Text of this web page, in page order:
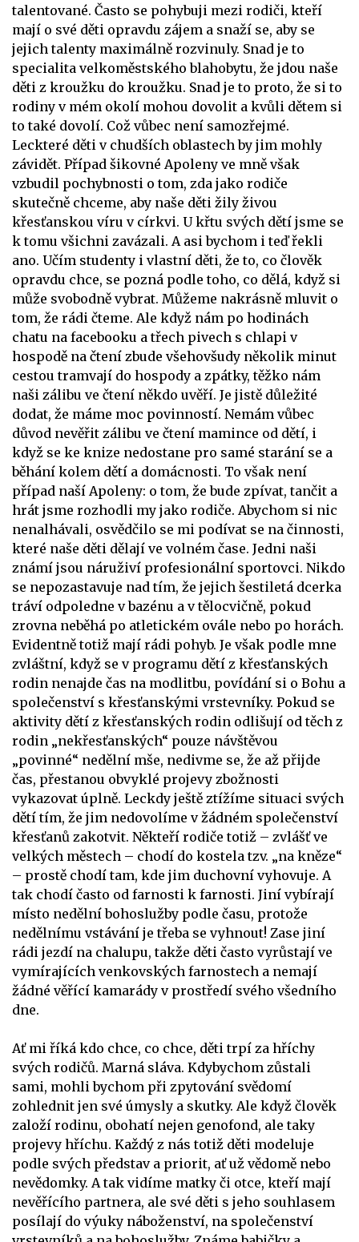
talentované. Často se pohybuji mezi rodiči, kteří
mají o své děti opravdu zájem a snaží se, aby se
jejich talenty maximálně rozvinuly. Snad je to
specialita velkoměstského blahobytu, že jdou naše
děti z kroužku do kroužku. Snad je to proto, že si to
rodiny v mém okolí mohou dovolit a kvůli dětem si
to také dovolí. Což vůbec není samozřejmé.
Leckteré děti v chudších oblastech by jim mohly
závidět. Případ šikovné Apoleny ve mně však
vzbudil pochybnosti o tom, zda jako rodiče
skutečně chceme, aby naše děti žily živou
křesťanskou víru v církvi. U křtu svých dětí jsme se
k tomu všichni zavázali. A asi bychom i teď řekli
ano. Učím studenty i vlastní děti, že to, co člověk
opravdu chce, se pozná podle toho, co dělá, když si
může svobodně vybrat. Můžeme nakrásně mluvit o
tom, že rádi čteme. Ale když nám po hodinách
chatu na facebooku a třech pivech s chlapi v
hospodě na čtení zbude všehovšudy několik minut
cestou tramvají do hospody a zpátky, těžko nám
naši zálibu ve čtení někdo uvěří. Je jistě důležité
dodat, že máme moc povinností. Nemám vůbec
důvod nevěřit zálibu ve čtení mamince od dětí, i
když se ke knize nedostane pro samé starání se a
běhání kolem dětí a domácnosti. To však není
případ naší Apoleny: o tom, že bude zpívat, tančit a
hrát jsme rozhodli my jako rodiče. Abychom si nic
nenalhávali, osvědčilo se mi podívat se na činnosti,
které naše děti dělají ve volném čase. Jedni naši
známí jsou náruživí profesionální sportovci. Nikdo
se nepozastavuje nad tím, že jejich šestiletá dcerka
tráví odpoledne v bazénu a v tělocvičně, pokud
zrovna neběhá po atletickém ovále nebo po horách.
Evidentně totiž mají rádi pohyb. Je však podle mne
zvláštní, když se v programu dětí z křesťanských
rodin nenajde čas na modlitbu, povídání si o Bohu a
společenství s křesťanskými vrstevníky. Pokud se
aktivity dětí z křesťanských rodin odlišují od těch z
rodin „nekřesťanských“ pouze návštěvou
„povinné“ nedělní mše, nedivme se, že až přijde
čas, přestanou obvyklé projevy zbožnosti
vykazovat úplně. Leckdy ještě ztížíme situaci svých
dětí tím, že jim nedovolíme v žádném společenství
křesťanů zakotvit. Někteří rodiče totiž – zvlášť ve
velkých městech – chodí do kostela tzv. „na kněze“
– prostě chodí tam, kde jim duchovní vyhovuje. A
tak chodí často od farnosti k farnosti. Jiní vybírají
místo nedělní bohoslužby podle času, protože
nedělnímu vstávání je třeba se vyhnout! Zase jiní
rádi jezdí na chalupu, takže děti často vyrůstají ve
vymírajících venkovských farnostech a nemají
žádné věřící kamarády v prostředí svého všedního
dne.
Ať mi říká kdo chce, co chce, děti trpí za hříchy
svých rodičů. Marná sláva. Kdybychom zůstali
sami, mohli bychom při zpytování svědomí
zohlednit jen své úmysly a skutky. Ale když člověk
založí rodinu, obohatí nejen genofond, ale taky
projevy hříchu. Každý z nás totiž děti modeluje
podle svých představ a priorit, ať už vědomě nebo
nevědomky. A tak vidíme matky či otce, kteří mají
nevěřícího partnera, ale své děti s jeho souhlasem
posílají do výuky náboženství, na společenství